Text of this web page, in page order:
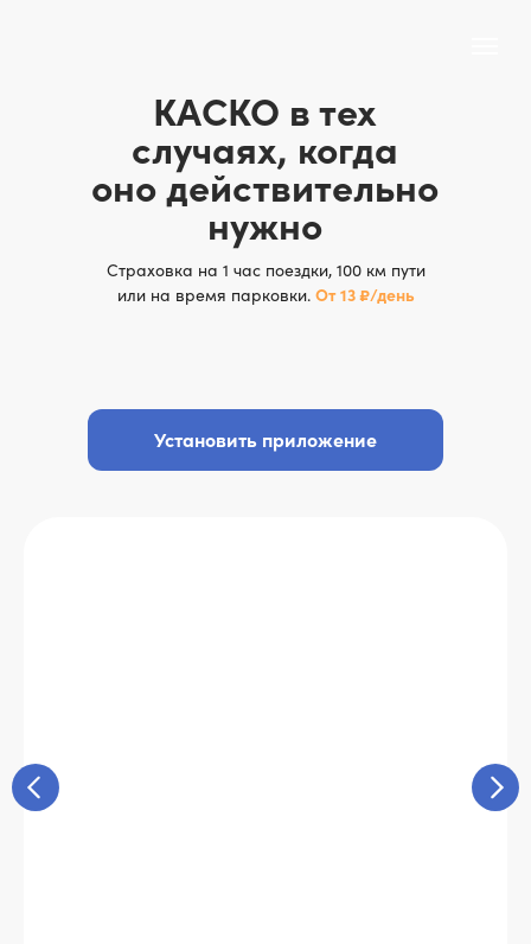
Установить приложение
Страховка на 1 час поездки, 100 км пути
или на время парковки. От 13 ₽/день
КАСКО в тех
случаях, когда
оно действительно
нужно